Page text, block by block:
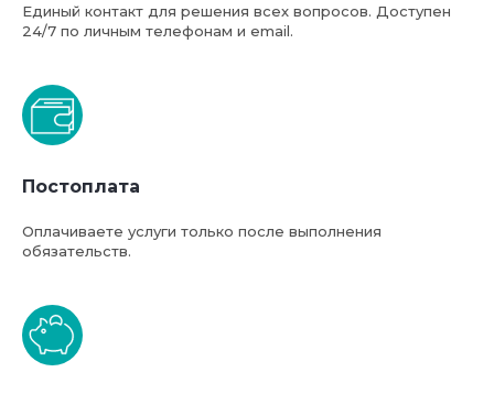
Единый контакт для решения всех вопросов. Доступен
24/7 по личным телефонам и email.
Постоплата
Оплачиваете услуги только после выполнения
обязательств.